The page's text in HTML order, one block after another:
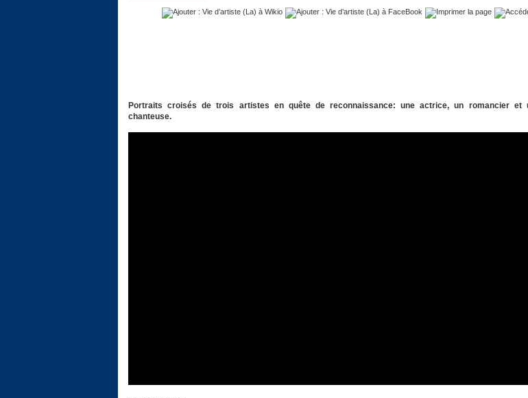
Portraits croisés de trois artistes en quête de reconnaissance: une actrice, un romancier et
chanteuse.